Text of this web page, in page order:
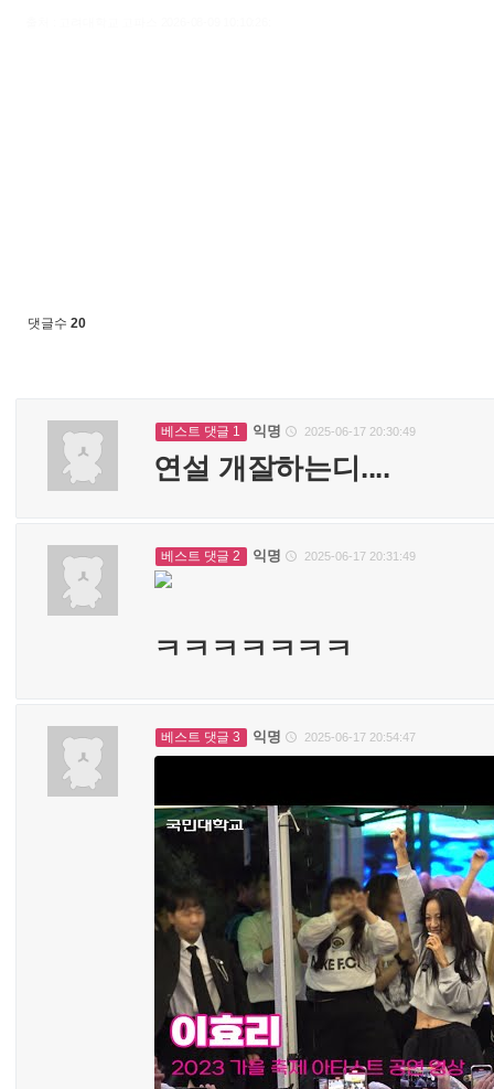
댓글수 20
베스트 댓글 1 익명  2025-06-17 20:30:49
연설 개잘하는디....
베스트 댓글 2 익명  2025-06-17 20:31:49
ㅋㅋㅋㅋㅋㅋㅋ
베스트 댓글 3 익명  2025-06-17 20:54:47